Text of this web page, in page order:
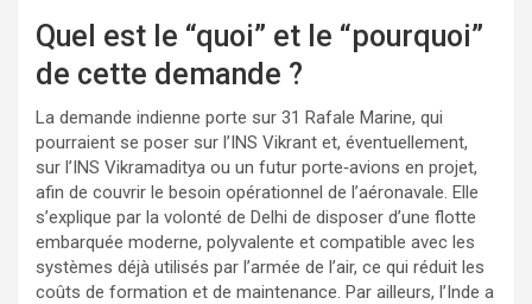
Quel est le “quoi” et le “pourquoi”
de cette demande ?
La demande indienne porte sur 31 Rafale Marine, qui
pourraient se poser sur l’INS Vikrant et, éventuellement,
sur l’INS Vikramaditya ou un futur porte‑avions en projet,
afin de couvrir le besoin opérationnel de l’aéronavale. Elle
s’explique par la volonté de Delhi de disposer d’une flotte
embarquée moderne, polyvalente et compatible avec les
systèmes déjà utilisés par l’armée de l’air, ce qui réduit les
coûts de formation et de maintenance. Par ailleurs, l’Inde a